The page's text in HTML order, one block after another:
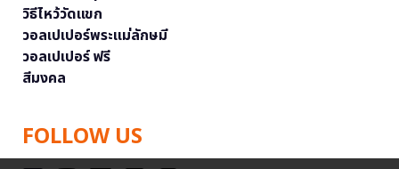
วิธีไหว้วัดแขก
วอลเปเปอร์พระแม่ลักษมี
วอลเปเปอร์ ฟรี
สีมงคล
FOLLOW US